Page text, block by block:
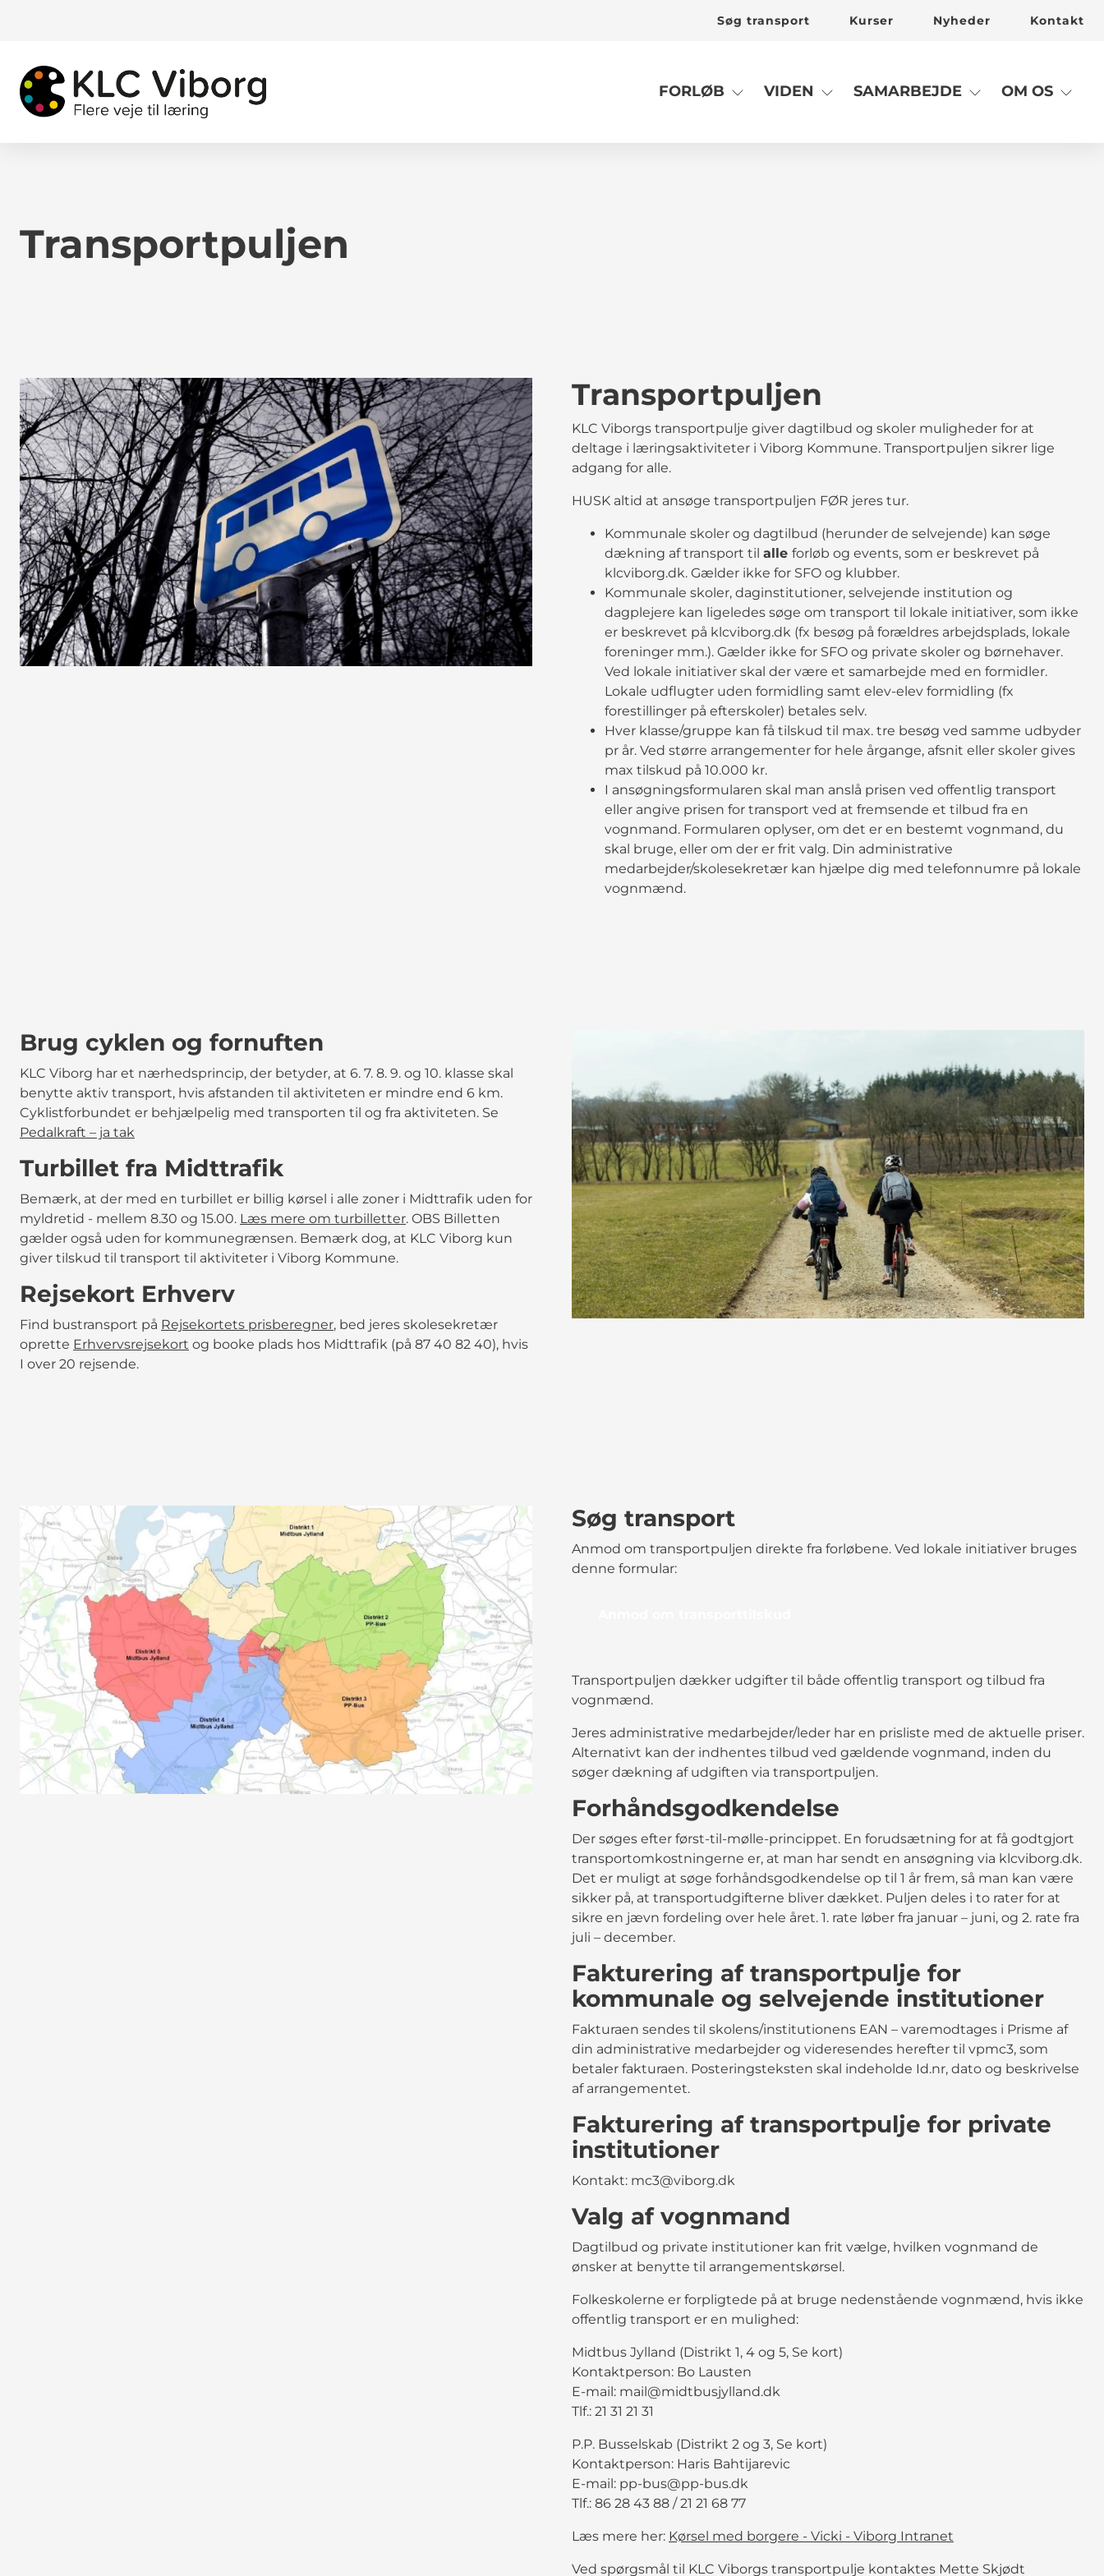
Søg transport Kurser Nyheder Kontakt
FORLØB VIDEN SAMARBEJDE OM OS
Transportpuljen
Transportpuljen
KLC Viborgs transportpulje giver dagtilbud og skoler muligheder for at
deltage i læringsaktiviteter i Viborg Kommune. Transportpuljen sikrer lige
adgang for alle.
HUSK altid at ansøge transportpuljen FØR jeres tur.
Kommunale skoler og dagtilbud (herunder de selvejende) kan søge
dækning af transport til alle forløb og events, som er beskrevet på
klcviborg.dk. Gælder ikke for SFO og klubber.
Kommunale skoler, daginstitutioner, selvejende institution og
dagplejere kan ligeledes søge om transport til lokale initiativer, som ikke
er beskrevet på klcviborg.dk (fx besøg på forældres arbejdsplads, lokale
foreninger mm.). Gælder ikke for SFO og private skoler og børnehaver.
Ved lokale initiativer skal der være et samarbejde med en formidler.
Lokale udflugter uden formidling samt elev-elev formidling (fx
forestillinger på efterskoler) betales selv.
Hver klasse/gruppe kan få tilskud til max. tre besøg ved samme udbyder
pr år. Ved større arrangementer for hele årgange, afsnit eller skoler gives
max tilskud på 10.000 kr.
I ansøgningsformularen skal man anslå prisen ved offentlig transport
eller angive prisen for transport ved at fremsende et tilbud fra en
vognmand. Formularen oplyser, om det er en bestemt vognmand, du
skal bruge, eller om der er frit valg. Din administrative
medarbejder/skolesekretær kan hjælpe dig med telefonnumre på lokale
vognmænd.
Brug cyklen og fornuften
KLC Viborg har et nærhedsprincip, der betyder, at 6. 7. 8. 9. og 10. klasse skal
benytte aktiv transport, hvis afstanden til aktiviteten er mindre end 6 km.
Cyklistforbundet er behjælpelig med transporten til og fra aktiviteten. Se
Pedalkraft – ja tak
Turbillet fra Midttrafik
Bemærk, at der med en turbillet er billig kørsel i alle zoner i Midttrafik uden for
myldretid - mellem 8.30 og 15.00. Læs mere om turbilletter. OBS Billetten
gælder også uden for kommunegrænsen. Bemærk dog, at KLC Viborg kun
giver tilskud til transport til aktiviteter i Viborg Kommune.
Rejsekort Erhverv
Find bustransport på Rejsekortets prisberegner, bed jeres skolesekretær
oprette Erhvervsrejsekort og booke plads hos Midttrafik (på 87 40 82 40), hvis
I over 20 rejsende.
Søg transport
Anmod om transportpuljen direkte fra forløbene. Ved lokale initiativer bruges
denne formular:
Transportpuljen dækker udgifter til både offentlig transport og tilbud fra
vognmænd.
Jeres administrative medarbejder/leder har en prisliste med de aktuelle priser.
Alternativt kan der indhentes tilbud ved gældende vognmand, inden du
søger dækning af udgiften via transportpuljen.
Forhåndsgodkendelse
Der søges efter først-til-mølle-princippet. En forudsætning for at få godtgjort
transportomkostningerne er, at man har sendt en ansøgning via klcviborg.dk.
Det er muligt at søge forhåndsgodkendelse op til 1 år frem, så man kan være
sikker på, at transportudgifterne bliver dækket. Puljen deles i to rater for at
sikre en jævn fordeling over hele året. 1. rate løber fra januar – juni, og 2. rate fra
juli – december.
Fakturering af transportpulje for
kommunale og selvejende institutioner
Fakturaen sendes til skolens/institutionens EAN – varemodtages i Prisme af
din administrative medarbejder og videresendes herefter til vpmc3, som
betaler fakturaen. Posteringsteksten skal indeholde Id.nr, dato og beskrivelse
af arrangementet.
Fakturering af transportpulje for private
institutioner
Kontakt: mc3@viborg.dk
Valg af vognmand
Dagtilbud og private institutioner kan frit vælge, hvilken vognmand de
ønsker at benytte til arrangementskørsel.
Folkeskolerne er forpligtede på at bruge nedenstående vognmænd, hvis ikke
offentlig transport er en mulighed:
Midtbus Jylland (Distrikt 1, 4 og 5, Se kort)
Kontaktperson: Bo Lausten
E-mail: mail@midtbusjylland.dk
Tlf.: 21 31 21 31
P.P. Busselskab (Distrikt 2 og 3, Se kort)
Kontaktperson: Haris Bahtijarevic
E-mail: pp-bus@pp-bus.dk
Tlf.: 86 28 43 88 / 21 21 68 77
Læs mere her: Kørsel med borgere - Vicki - Viborg Intranet
Ved spørgsmål til KLC Viborgs transportpulje kontaktes Mette Skjødt